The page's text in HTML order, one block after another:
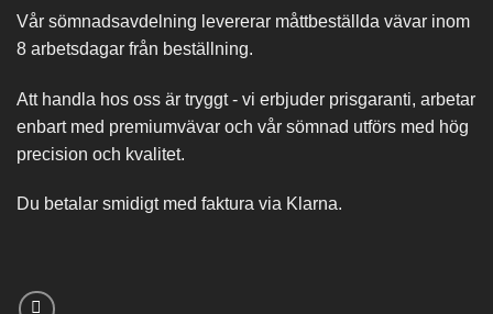
Vår sömnadsavdelning levererar måttbeställda vävar inom
8 arbetsdagar från beställning.
Att handla hos oss är tryggt - vi erbjuder prisgaranti, arbetar
enbart med premiumvävar och vår sömnad utförs med hög
precision och kvalitet.
Du betalar smidigt med faktura via Klarna.